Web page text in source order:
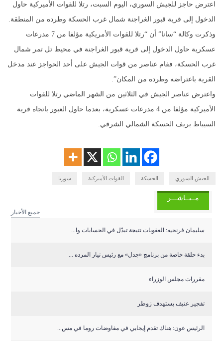
اعترض حاجز للجيش السوري، اليوم السبت، رتلا للقوات الأميركية حاول
الدخول إلى قرية قبور الغراجنة شمال غرب الحسكة وطرده من المنطقة.
وذكرت وكالة “سانا” أن “رتلا للقوات الأمريكية مؤلفا من 7 مدرعات
عسكرية حاول الدخول إلى قرية قبور الغراجنة في محيط تل تمر شمال
غرب الحسكة، فقام عناصر من قوات الجيش على أحد الحواجز عند مدخل
القرية باعتراضه وطرده من المكان”.
واعترض عناصر الجيش في الثلاثين من الشهر الماضي رتلا للقوات
الأميركية مؤلفا من 4 مدرعات عسكرية، بعدما حاول العبور باتجاه قرية
السيباط بريف الحسكة الشمالي الشرقي.
الجيش السوري الحسكة القوات الأميركية سوريا
مــبــاشـــر
جميع الأخبار
سليمان فرنجيه: العقوبات نتيجة تبدّل في الحسابات وا...
بدء حلقة خاصة من برنامج «جدل» مع رئيس تيار المرده ...
مقررات مجلس الوزراء
تفجير عنيف يستهدف زوطر
الرئيس عون: هناك تقدم إيجابي في مفاوضات روما في مس...